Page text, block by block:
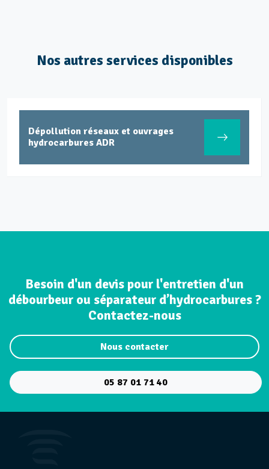
Nos autres services disponibles
Dépollution réseaux et ouvrages
hydrocarbures ADR
Besoin d'un devis pour l'entretien d'un
débourbeur ou séparateur d’hydrocarbures ?
Contactez-nous
Nous contacter
05 87 01 71 40